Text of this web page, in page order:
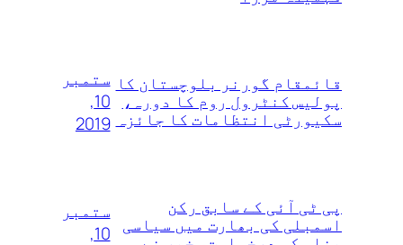
قائمقام گورنر بلوچستان کا
پولیس کنٹرول روم کا دورہ،
سکیورٹی انتظامات کا جائزہ
ستمبر
10,
2019
پی ٹی آئی کے سابق رکن
اسمبلی کی بھارت میں سیاسی
ستمبر
10,